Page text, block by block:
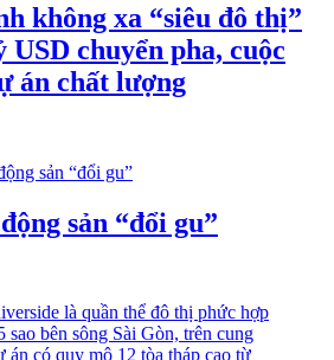
không xa “siêu đô thị”
USD chuyển pha, cuộc
án chất lượng
sản “đổi gu”